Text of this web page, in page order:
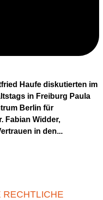
Haufe diskutierten im
in Freiburg Paula
Berlin für
Fabian Widder,
in den...
RECHTLICHE